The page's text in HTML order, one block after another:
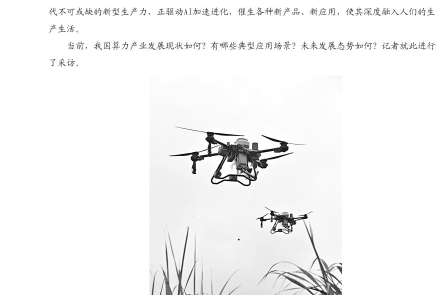
代不可或缺的新型生产力，正驱动AI加速进化，催生各种新产品、新应用，使其深度融入人们的生
产生活。
当前，我国算力产业发展现状如何？有哪些典型应用场景？未来发展态势如何？记者就此进行
了采访。